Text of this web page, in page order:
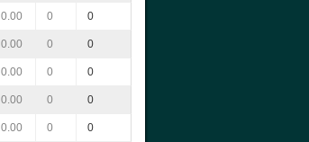
0.00 0 0
0.00 0 0
0.00 0 0
0.00 0 0
0.00 0 0